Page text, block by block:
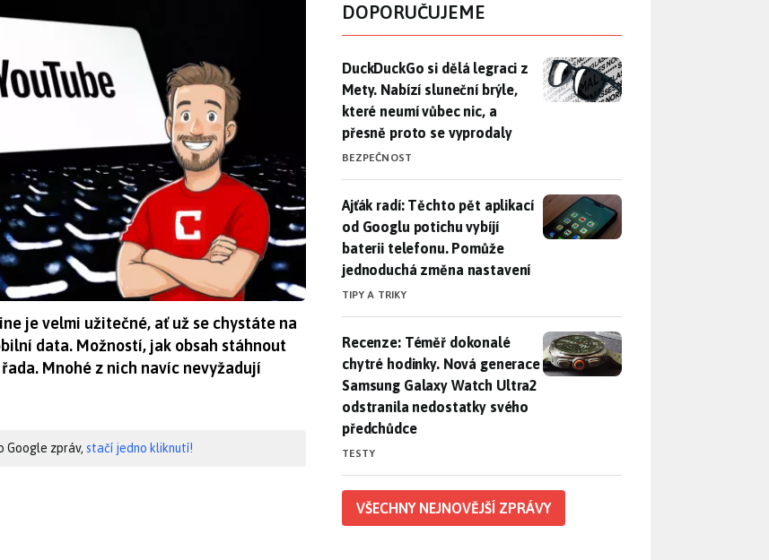
je velmi užitečné, ať už se chystáte na
data. Možností, jak obsah stáhnout
Mnohé z nich navíc nevyžadují
Google zpráv, stačí jedno kliknutí!
DOPORUČUJEME
DuckDuckGo si dělá legraci z Mety. Nabízí sluneční brýle, které
DuckDuckGo si dělá legraci z
Mety. Nabízí sluneční brýle,
které neumí vůbec nic, a
přesně proto se vyprodaly
BEZPEČNOST
Ajťák radí: Těchto pět aplikací od Googlu potichu vybíjí baterii
Ajťák radí: Těchto pět aplikací
od Googlu potichu vybíjí
baterii telefonu. Pomůže
jednoduchá změna nastavení
TIPY A TRIKY
Recenze: Téměř dokonalé chytré hodinky. Nová generace
Recenze: Téměř dokonalé
chytré hodinky. Nová generace
Samsung Galaxy Watch Ultra2
odstranila nedostatky svého
předchůdce
TESTY
VŠECHNY NEJNOVĚJŠÍ ZPRÁVY